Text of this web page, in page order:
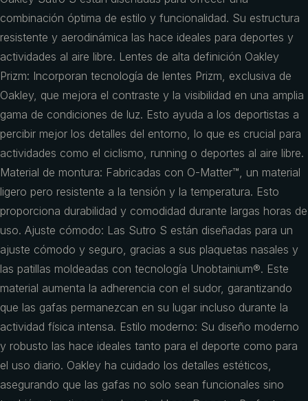
combinación óptima de estilo y funcionalidad. Su estructura
resistente y aerodinámica las hace ideales para deportes y
actividades al aire libre. Lentes de alta definición Oakley
Prizm: Incorporan tecnología de lentes Prizm, exclusiva de
Oakley, que mejora el contraste y la visibilidad en una amplia
gama de condiciones de luz. Esto ayuda a los deportistas a
percibir mejor los detalles del entorno, lo que es crucial para
actividades como el ciclismo, running o deportes al aire libre.
Material de montura: Fabricadas con O-Matter™, un material
ligero pero resistente a la tensión y la temperatura. Esto
proporciona durabilidad y comodidad durante largas horas de
uso. Ajuste cómodo: Las Sutro S están diseñadas para un
ajuste cómodo y seguro, gracias a sus plaquetas nasales y
las patillas moldeadas con tecnología Unobtainium®. Este
material aumenta la adherencia con el sudor, garantizando
que las gafas permanezcan en su lugar incluso durante la
actividad física intensa. Estilo moderno: Su diseño moderno
y robusto las hace ideales tanto para el deporte como para
el uso diario. Oakley ha cuidado los detalles estéticos,
asegurando que las gafas no solo sean funcionales sino